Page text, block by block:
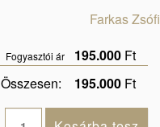
Farkas Zsófi
Fogyasztói ár 195.000 Ft
Összesen:
195.000 Ft